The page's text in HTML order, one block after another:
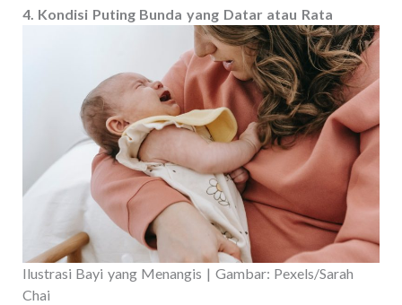
4. Kondisi Puting Bunda yang Datar atau Rata
Ilustrasi Bayi yang Menangis | Gambar: Pexels/Sarah
Chai